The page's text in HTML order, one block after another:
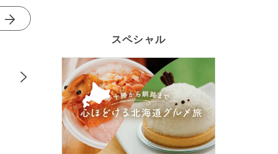
スペシャル